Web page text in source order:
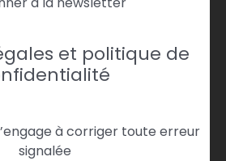
et politique de
à corriger toute erreur
signalée